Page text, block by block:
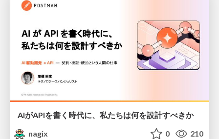
AIがAPIを書く時代に、私たちは何を設計すべきか
nagix
0 210